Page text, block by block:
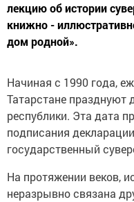
лекцию об истории
книжно -
дом родной».
Начиная с 1990 года,
Татарстане празднуют
республики. Эта дата
подписания
государственный
На протяжении веков,
неразрывно связана